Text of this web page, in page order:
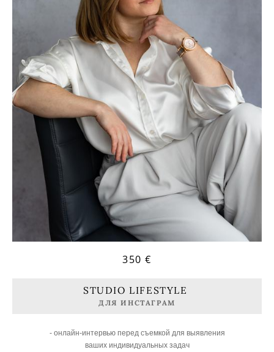
350 €
STUDIO LIFESTYLE
ДЛЯ ИНСТАГРАМ
- онлайн-интервью перед съемкой для выявления
ваших индивидуальных задач